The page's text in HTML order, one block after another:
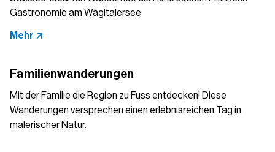
Gastronomie am Wägitalersee
Mehr
Familienwanderungen
Mit der Familie die Region zu Fuss entdecken! Diese
Wanderungen versprechen einen erlebnisreichen Tag in
malerischer Natur.